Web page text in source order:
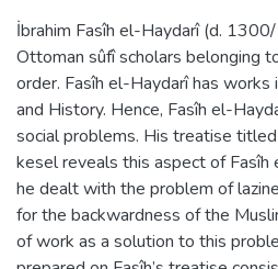
İbrahim Fasîh el-Haydarî (d.
Ottoman sûfî scholars belonging
order. Fasîh el-Haydarî has
and History. Hence, Fasîh el-
social problems. His treatise titled
kesel reveals this aspect of Fasîh
he dealt with the problem of
for the backwardness of the
of work as a solution to this